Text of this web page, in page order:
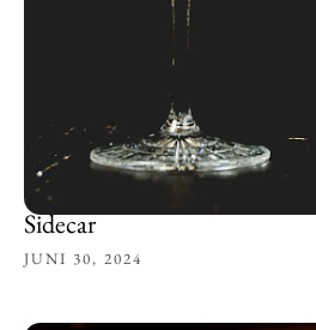
Sidecar
JUNI 30, 2024